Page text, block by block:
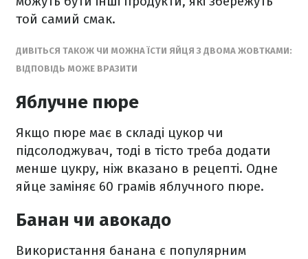
той самий смак.
ДИВІТЬСЯ ТАКОЖ ЧИ МОЖНА ЇСТИ ЯЙЦЯ З ДВОМА ЖОВТКАМИ:
ВІДПОВІДЬ МОЖЕ ВРАЗИТИ
Яблучне пюре
Якщо пюре має в складі цукор чи
підсолоджувач, тоді в тісто треба додати
менше цукру, ніж вказано в рецепті. Одне
яйце заміняє 60 грамів яблучного пюре.
Банан чи авокадо
Використання банана є популярним